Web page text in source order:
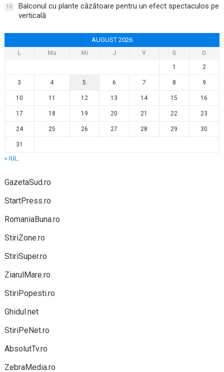
10
Balconul cu plante căzătoare pentru un efect spectaculos pe
verticală
AUGUST 2026
L Ma Mi J V S
D
1
2
3 4 5 6 7 8 9
10 11 12 13 14 15 16
17 18 19 20 21 22 23
24 25 26 27 28 29 30
31
« IUL.
GazetaSud.ro
StartPress.ro
RomaniaBuna.ro
StiriZone.ro
StiriSuper.ro
ZiarulMare.ro
StiriPopesti.ro
Ghidul.net
StiriPeNet.ro
AbsolutTv.ro
ZebraMedia.ro